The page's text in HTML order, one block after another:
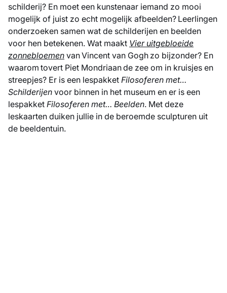
schilderij? En moet een kunstenaar iemand zo mooi
mogelijk of juist zo echt mogelijk afbeelden? Leerlingen
onderzoeken samen wat de schilderijen en beelden
voor hen betekenen. Wat maakt Vier uitgebloeide
zonnebloemen van Vincent van Gogh zo bijzonder? En
waarom tovert Piet Mondriaan de zee om in kruisjes en
streepjes? Er is een lespakket Filosoferen met…
Schilderijen voor binnen in het museum en er is een
lespakket Filosoferen met… Beelden. Met deze
leskaarten duiken jullie in de beroemde sculpturen uit
de beeldentuin.